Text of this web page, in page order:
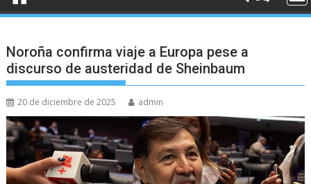
Noroña confirma viaje a Europa pese a
discurso de austeridad de Sheinbaum
20 de diciembre de 2025 admin